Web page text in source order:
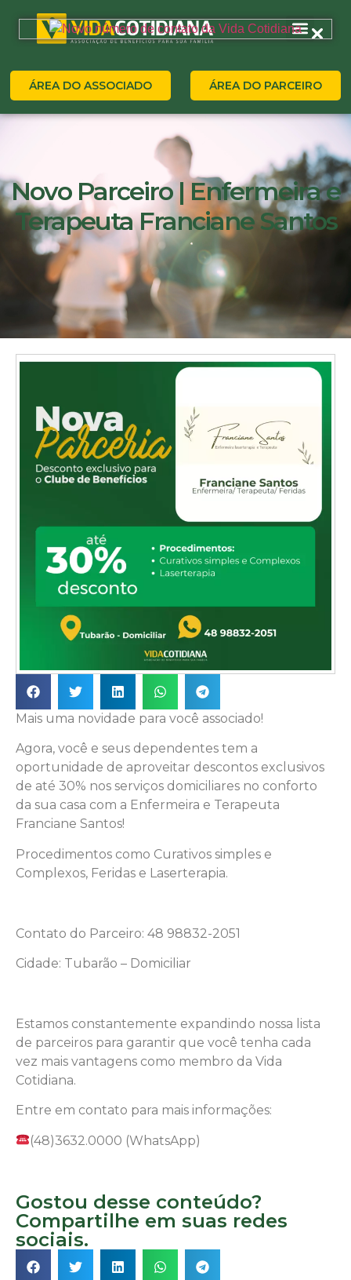
ÁREA DO ASSOCIADO ÁREA DO PARCEIRO
Novo Parceiro | Enfermeira e
Terapeuta Franciane Santos
Mais uma novidade para você associado!
Agora, você e seus dependentes tem a
oportunidade de aproveitar descontos exclusivos
de até 30% nos serviços domiciliares no conforto
da sua casa com a Enfermeira e Terapeuta
Franciane Santos!
Procedimentos como Curativos simples e
Complexos, Feridas e Laserterapia.
Contato do Parceiro: 48 98832-2051
Cidade: Tubarão – Domiciliar
Estamos constantemente expandindo nossa lista
de parceiros para garantir que você tenha cada
vez mais vantagens como membro da Vida
Cotidiana.
Entre em contato para mais informações:
(48)3632.0000 (WhatsApp)
Gostou desse conteúdo?
Compartilhe em suas redes
sociais.